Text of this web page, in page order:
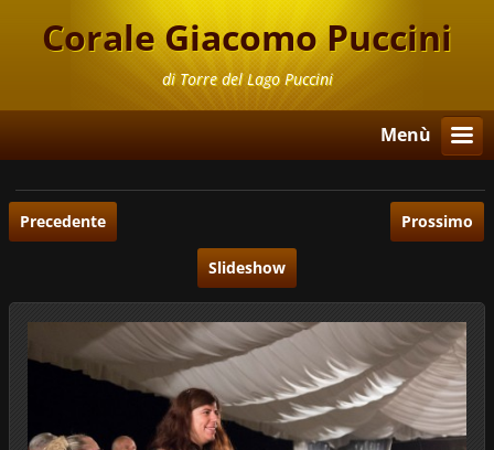
Corale Giacomo Puccini
di Torre del Lago Puccini
Menù
Precedente Prossimo
Slideshow